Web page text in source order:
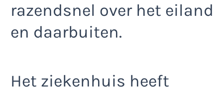
razendsnel over het eiland
en daarbuiten.
Het ziekenhuis heeft